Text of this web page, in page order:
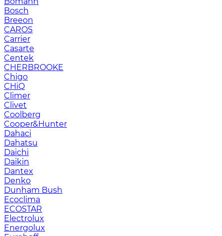
Bosch
Breeon
CAROS
Carrier
Casarte
Centek
CHERBROOKE
Chigo
CHiQ
Climer
Clivet
Coolberg
Cooper&Hunter
Dahaci
Dahatsu
Daichi
Daikin
Dantex
Denko
Dunham Bush
Ecoclima
ECOSTAR
Electrolux
Energolux